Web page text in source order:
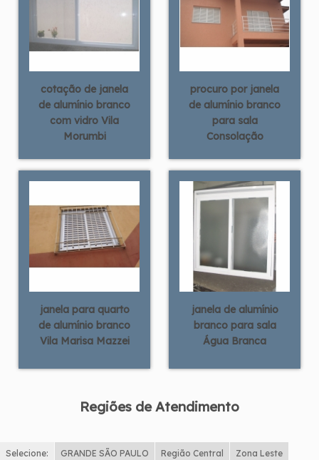
cotação de janela
de alumínio branco
com vidro Vila
Morumbi
procuro por janela
de alumínio branco
para sala
Consolação
janela para quarto
de alumínio branco
Vila Marisa Mazzei
janela de alumínio
branco para sala
Água Branca
Regiões de Atendimento
Selecione: GRANDE SÃO PAULO Região Central Zona Leste